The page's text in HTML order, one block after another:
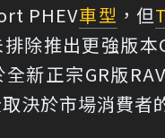
PHEV車型 ，但
除推出更強版本
新正宗GR版
決於市場消費者